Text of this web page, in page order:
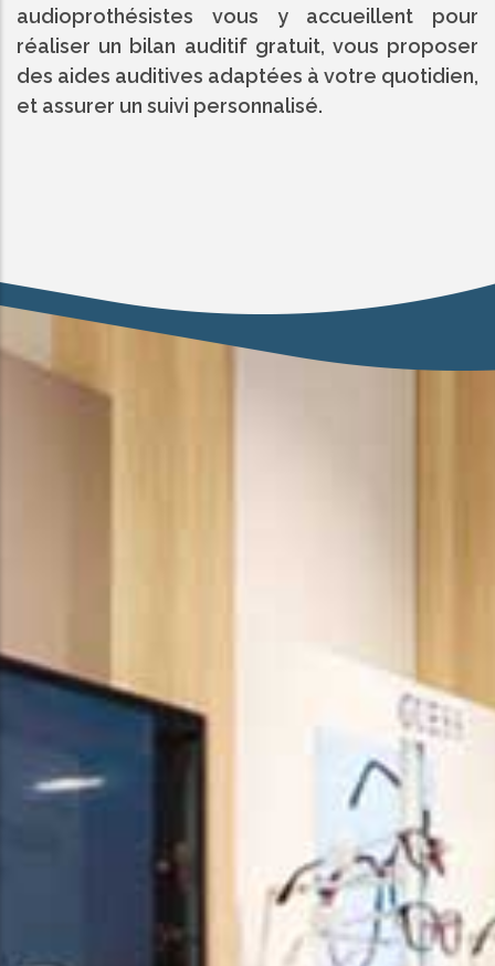
audioprothésistes vous y accueillent pour
réaliser un bilan auditif gratuit, vous proposer
des aides auditives adaptées à votre quotidien,
et assurer un suivi personnalisé.